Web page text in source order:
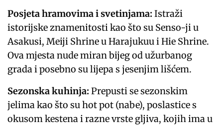
Posjeta hramovima i svetinjama: Istraži
istorijske znamenitosti kao što su Senso-ji u
Asakusi, Meiji Shrine u Harajukuu i Hie Shrine.
Ova mjesta nude miran bijeg od užurbanog
grada i posebno su lijepa s jesenjim lišćem.
Sezonska kuhinja: Prepusti se sezonskim
jelima kao što su hot pot (nabe), poslastice s
okusom kestena i razne vrste gljiva, kojih ima u